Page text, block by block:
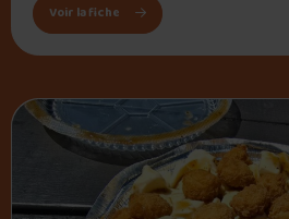
Voir la fiche : Casse-Croûte Chez Michelle